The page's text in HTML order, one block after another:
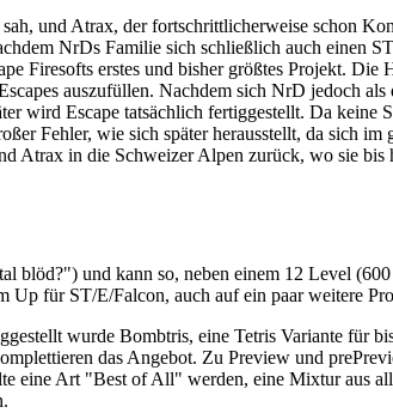
und Atrax, der fortschrittlicherweise schon
NrDs Familie sich schließlich auch einen
Firesofts erstes und bisher größtes Projekt. Die
auszufüllen. Nachdem sich NrD jedoch
wird Escape tatsächlich fertiggestellt. Da keine
Fehler, wie sich später herausstellt, da sich
Atrax in die Schweizer Alpen zurück, wo sie
und kann so, neben einem 12 Level (600
Up für ST/E/Falcon, auch auf ein paar weitere
wurde Bombtris, eine Tetris Variante für
das Angebot. Zu Preview und
Art "Best of All" werden, eine Mixtur aus